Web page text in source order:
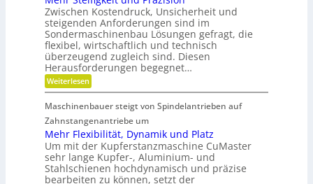
e
t
s
g
r
a
d
e
n
r
K
u
n
s
t
s
t
o
f
f
b
r
a
n
c
h
e
z
e
i
t
d
a
n
k
l
a
u
s
g
l
e
i
r
e
-
u
n
d
g
e
t
r
i
e
b
e
l
o
s
Zwischen Kostendruck, Unsicherheit und
steigenden Anforderungen sind im
Sondermaschinenbau Lösungen gefragt, die
flexibel, wirtschaftlich und technisch
überzeugend zugleich sind. Diesen
Herausforderungen begegnet…
Weiterlesen:
M
h
r
S
t
e
i
f
i
Maschinenbauer steigt von Spindelantrieben auf
Zahnstangenantriebe um
Mehr Flexibilität, Dynamik und Platz
Um mit der Kupferstanzmaschine CuMaster
sehr lange Kupfer-, Aluminium- und
Stahlschienen hochdynamisch und präzise
bearbeiten zu können, setzt der